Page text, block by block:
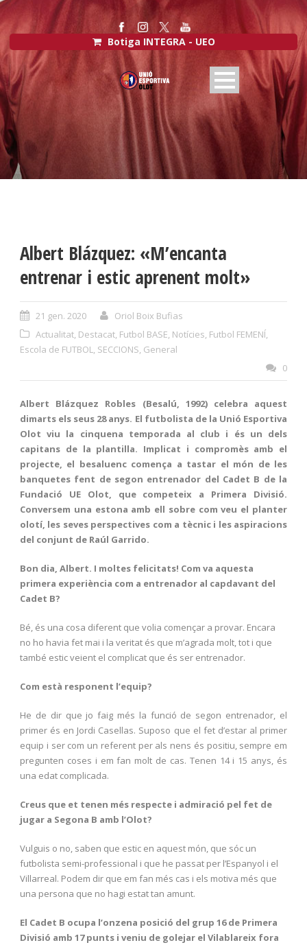
Botiga INTEGRA - UEO
Albert Blázquez: «M’encanta
entrenar i estic aprenent molt»
21 gen. 2020
Oriol Boix Bufias
Actualitat, Destacat, Futbol BASE, Notícies, Futbol FEMENÍ,
Escola de FUTBOL, SECCIONS, General
0
Albert Blázquez Robles (Besalú, 1992) celebra aquest
dimarts els seus 28 anys. El futbolista de la Unió Esportiva
Olot viu la cinquena temporada al club i és un dels
capitans de la plantilla. Implicat i compromès amb el
projecte, el besaluenc comença a tastar el món de les
banquetes fent de segon entrenador del Cadet B de la
Fundació UE Olot, que competeix a Primera Divisió.
Conversem una estona amb ell sobre com veu el planter
olotí, les seves perspectives com a tècnic i les aspiracions
del conjunt de Raúl Garrido.
Bon dia, Albert. I moltes felicitats! Com va aquesta
primera experiència com a entrenador al capdavant del
Cadet B?
Bé, és una cosa diferent que volia començar a provar. Encara
no ho havia fet mai i la veritat és que m’agrada molt, tot i que
també estic veient el complicat que és ser entrenador.
Com està responent l’equip?
He de dir que jo faig més la funció de segon entrenador, el
primer és en Jordi Casellas. Suposo que el fet d’estar al primer
equip i ser com un referent per als nens és positiu, sempre em
pregunten coses i em fan molt de cas. Tenen 14 i 15 anys, és
una edat complicada.
Creus que et tenen més respecte i admiració pel fet de
jugar a Segona B amb l’Olot?
Vulguis o no, saben que estic en aquest món, que sóc un
futbolista semi-professional i que he passat per l’Espanyol i el
Villarreal. Podem dir que em fan més cas i els motiva més que
una persona que no hagi estat tan amunt.
El Cadet B ocupa l’onzena posició del grup 16 de Primera
Divisió amb 17 punts i veniu de golejar el Vilablareix fora